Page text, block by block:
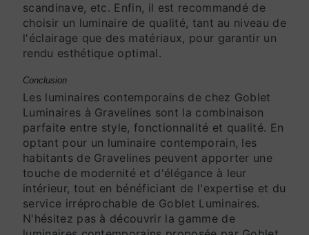
scandinave, etc. Enfin, il est recommandé de
choisir un luminaire de qualité, tant au niveau de
l'éclairage que des matériaux, pour garantir un
rendu esthétique optimal.
Conclusion
Les luminaires contemporains de chez Goblet
Luminaires à Gravelines sont la combinaison
parfaite entre style, fonctionnalité et qualité. En
optant pour un luminaire contemporain, les
habitants de Gravelines peuvent apporter une
touche de modernité et d'élégance à leur
intérieur, tout en bénéficiant de l'expertise et du
service irréprochable de Goblet Luminaires.
N'hésitez pas à découvrir la gamme de